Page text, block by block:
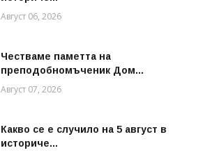
Август 06, 2026
Честваме паметта на
преподобномъченик Дом...
Август 07, 2026
Какво се е случило на 5 август в
историче...